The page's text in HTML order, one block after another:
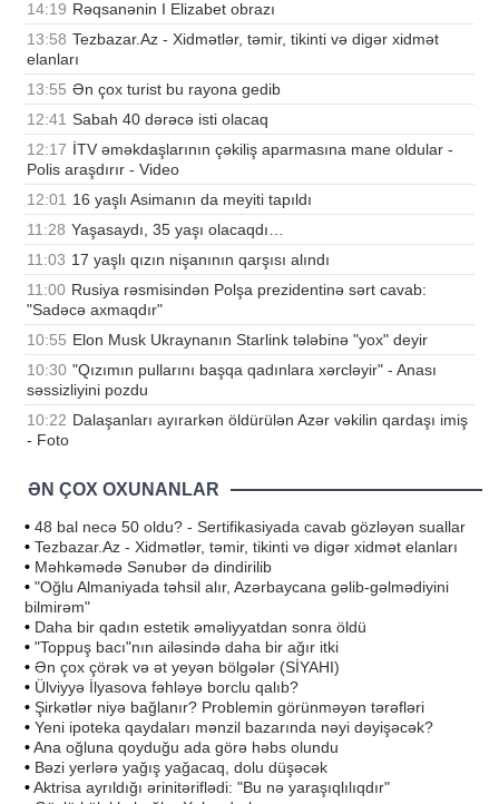
14:19 Rəqsanənin I Elizabet obrazı
13:58 Tezbazar.Az - Xidmətlər, təmir, tikinti və digər xidmət
elanları
13:55 Ən çox turist bu rayona gedib
12:41 Sabah 40 dərəcə isti olacaq
12:17 İTV əməkdaşlarının çəkiliş aparmasına mane oldular -
Polis araşdırır - Video
12:01 16 yaşlı Asimanın da meyiti tapıldı
11:28 Yaşasaydı, 35 yaşı olacaqdı…
11:03 17 yaşlı qızın nişanının qarşısı alındı
11:00 Rusiya rəsmisindən Polşa prezidentinə sərt cavab:
"Sadəcə axmaqdır"
10:55 Elon Musk Ukraynanın Starlink tələbinə "yox" deyir
10:30 "Qızımın pullarını başqa qadınlara xərcləyir" - Anası
səssizliyini pozdu
10:22 Dalaşanları ayırarkən öldürülən Azər vəkilin qardaşı imiş
- Foto
ƏN ÇOX OXUNANLAR
• 48 bal necə 50 oldu? - Sertifikasiyada cavab gözləyən suallar
• Tezbazar.Az - Xidmətlər, təmir, tikinti və digər xidmət elanları
• Məhkəmədə Sənubər də dindirilib
• "Oğlu Almaniyada təhsil alır, Azərbaycana gəlib-gəlmədiyini
bilmirəm"
• Daha bir qadın estetik əməliyyatdan sonra öldü
• "Toppuş bacı"nın ailəsində daha bir ağır itki
• Ən çox çörək və ət yeyən bölgələr (SİYAHI)
• Ülviyyə İlyasova fəhləyə borclu qalıb?
• Şirkətlər niyə bağlanır? Problemin görünməyən tərəfləri
• Yeni ipoteka qaydaları mənzil bazarında nəyi dəyişəcək?
•Ana oğluna qoyduğu ada görə həbs olundu
• Bəzi yerlərə yağış yağacaq, dolu düşəcək
•Aktrisa ayrıldığı ərinitəriflədi: "Bu nə yaraşıqlılıqdır"